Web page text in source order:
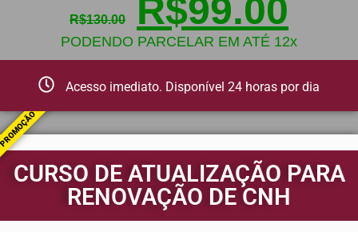
R$130.00 R$99.00
PODENDO PARCELAR EM ATÉ 12x
Acesso imediato. Disponível 24 horas por dia
CURSO DE ATUALIZAÇÃO PARA
RENOVAÇÃO DE CNH